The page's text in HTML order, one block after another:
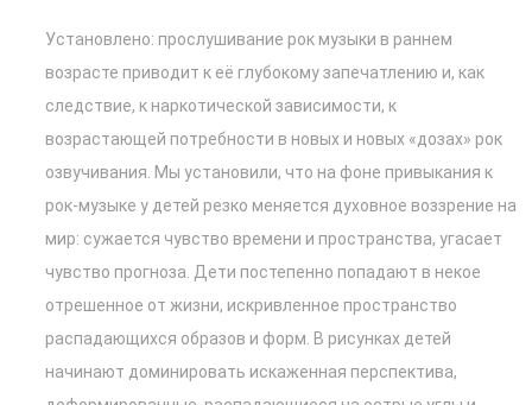
Установлено: прослушивание рок музыки в раннем
возрасте приводит к её глубокому запечатлению и, как
следствие, к наркотической зависимости, к
возрастающей потребности в новых и новых «дозах» рок
озвучивания. Мы установили, что на фоне привыкания к
рок-музыке у детей резко меняется духовное воззрение на
мир: сужается чувство времени и пространства, угасает
чувство прогноза. Дети постепенно попадают в некое
отрешенное от жизни, искривленное пространство
распадающихся образов и форм. В рисунках детей
начинают доминировать искаженная перспектива,